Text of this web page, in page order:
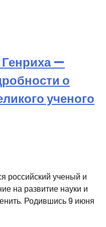
—
о
ученого
ученый и
на развитие науки и
Родившись 9 июня